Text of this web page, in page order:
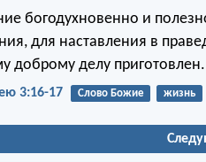
богодухновенно и
для наставления в
доброму делу приготовлен.
3:16-17 Слово Божие жизнь